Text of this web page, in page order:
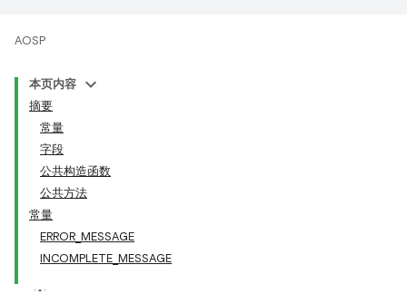
AOSP
本页内容
摘要
常量
字段
公共构造函数
公共方法
常量
ERROR_MESSAGE
INCOMPLETE_MESSAGE